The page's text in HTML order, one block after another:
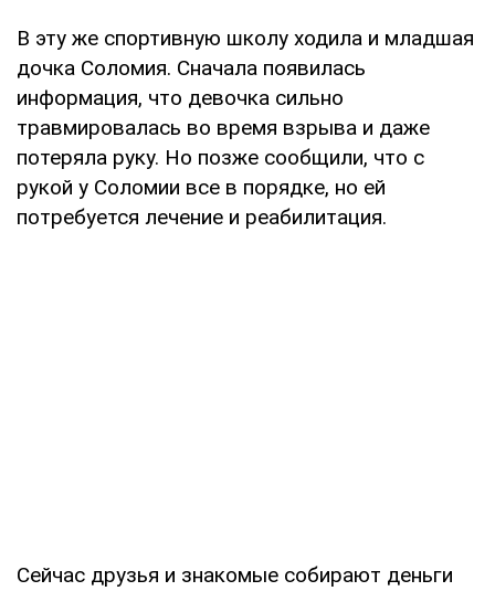
В эту же спортивную школу ходила и младшая
дочка Соломия. Сначала появилась
информация, что девочка сильно
травмировалась во время взрыва и даже
потеряла руку. Но позже сообщили, что с
рукой у Соломии все в порядке, но ей
потребуется лечение и реабилитация.
Сейчас друзья и знакомые собирают деньги